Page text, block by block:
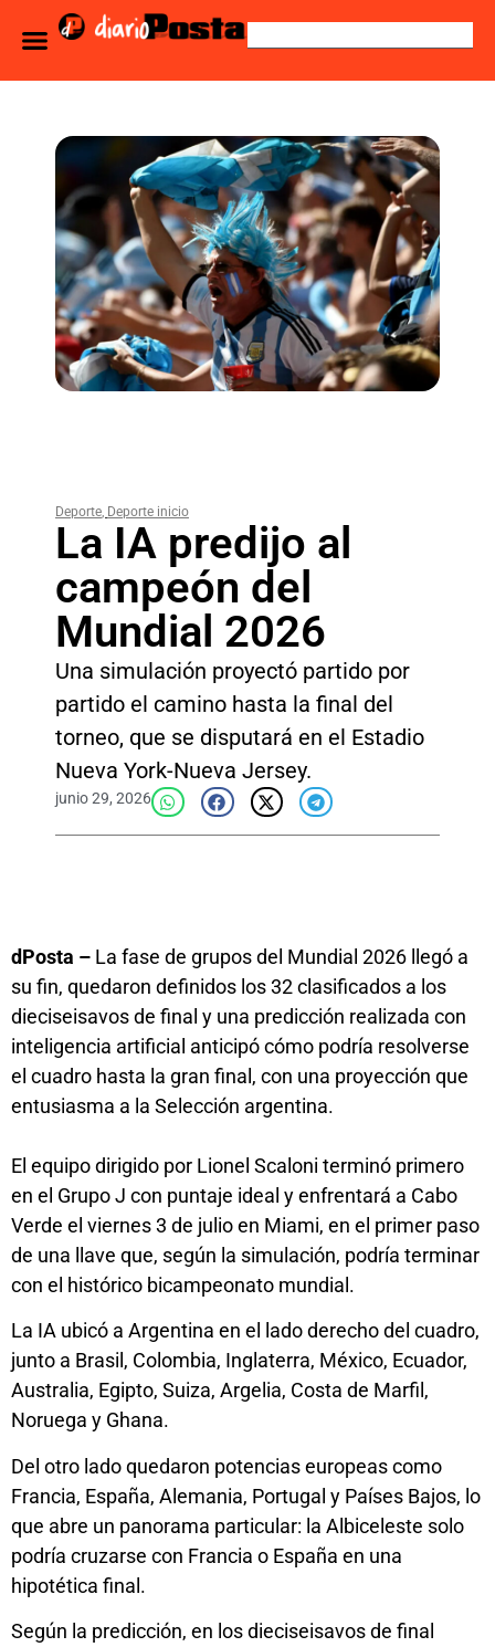
Deporte, Deporte inicio
La IA predijo al
campeón del
Mundial 2026
Una simulación proyectó partido por
partido el camino hasta la final del
torneo, que se disputará en el Estadio
Nueva York-Nueva Jersey.
junio 29, 2026
dPosta – La fase de grupos del Mundial 2026 llegó a
su fin, quedaron definidos los 32 clasificados a los
dieciseisavos de final y una predicción realizada con
inteligencia artificial anticipó cómo podría resolverse
el cuadro hasta la gran final, con una proyección que
entusiasma a la Selección argentina.
El equipo dirigido por Lionel Scaloni terminó primero
en el Grupo J con puntaje ideal y enfrentará a Cabo
Verde el viernes 3 de julio en Miami, en el primer paso
de una llave que, según la simulación, podría terminar
con el histórico bicampeonato mundial.
La IA ubicó a Argentina en el lado derecho del cuadro,
junto a Brasil, Colombia, Inglaterra, México, Ecuador,
Australia, Egipto, Suiza, Argelia, Costa de Marfil,
Noruega y Ghana.
Del otro lado quedaron potencias europeas como
Francia, España, Alemania, Portugal y Países Bajos, lo
que abre un panorama particular: la Albiceleste solo
podría cruzarse con Francia o España en una
hipotética final.
Según la predicción, en los dieciseisavos de final